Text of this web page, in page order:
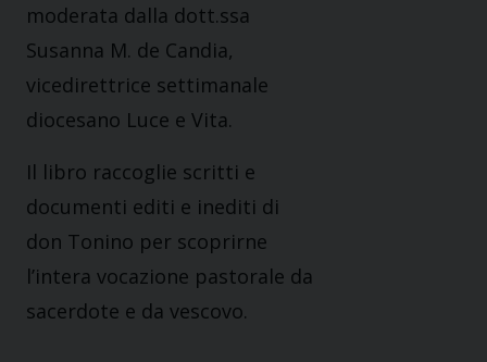
moderata dalla dott.ssa
Susanna M. de Candia,
vicedirettrice settimanale
diocesano Luce e Vita.
Il libro raccoglie scritti e
documenti editi e inediti di
don Tonino per scoprirne
l’intera vocazione pastorale da
sacerdote e da vescovo.